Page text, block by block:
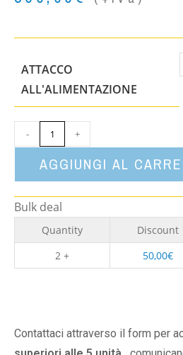
ATTACCO
ALL'ALIMENTAZIONE
- +
AGGIUNGI AL
Bulk deal
Quantity Discount
2 +
50,00€
Contattaci attraverso il form per